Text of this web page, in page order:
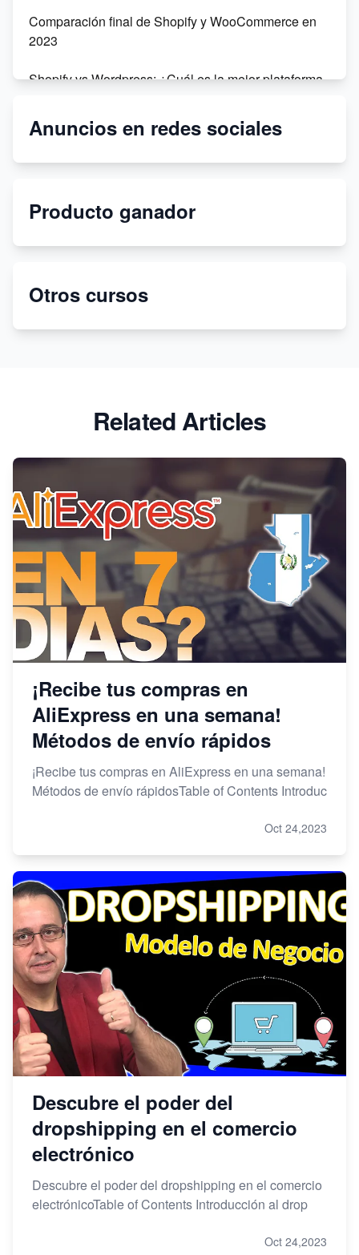
Comparación final de Shopify y WooCommerce en
2023
Shopify vs Wordpress: ¿Cuál es la mejor plataforma
Dropshipping: Sophie Fai vs Amazon - ¿Cuál es la
impresión bajo demanda
Anuncios en redes sociales
Producto ganador
Otros cursos
Related Articles
¡Recibe tus compras en
AliExpress en una semana!
Métodos de envío rápidos
¡Recibe tus compras en AliExpress en una semana!
Métodos de envío rápidosTable of Contents Introduc
Oct 24,2023
Descubre el poder del
dropshipping en el comercio
electrónico
Descubre el poder del dropshipping en el comercio
electrónicoTable of Contents Introducción al drop
Oct 24,2023